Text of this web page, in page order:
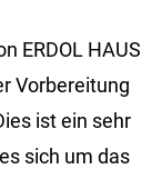
ERDOL HAUS
Vorbereitung
ist ein sehr
sich um das